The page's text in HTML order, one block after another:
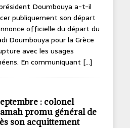
Doumbouya a-t-il
publiquement son départ
officielle du départ du
Doumbouya pour la Grèce
avec les usages
En communiquant [...]
: colonel
promu général de
son acquittement